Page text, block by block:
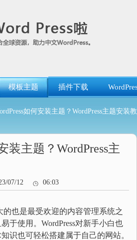
模板主题 插件下载
如何安装主题？WordPress主题安装教
装主题？WordPress主
07/12 06:03
的也是最受欢迎的内容管理系统之
于使用。WordPress对新手小白也
识也可轻松搭建属于自己的网站。